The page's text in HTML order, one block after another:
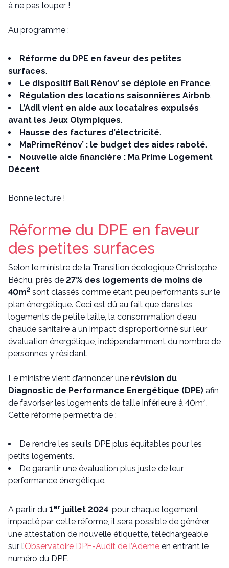
à ne pas louper !
Au programme :
Réforme du DPE en faveur des petites
surfaces.
Le dispositif Bail Rénov’ se déploie en France.
Régulation des locations saisonnières Airbnb.
L’Adil vient en aide aux locataires expulsés
avant les Jeux Olympiques.
Hausse des factures d’électricité.
MaPrimeRénov’ : le budget des aides raboté.
Nouvelle aide financière : Ma Prime Logement
Décent.
Bonne lecture !
Réforme du DPE en faveur
des petites surfaces
Selon le ministre de la Transition écologique Christophe
Béchu, près de 27% des logements de moins de
40m2 sont classés comme étant peu performants sur le
plan énergétique. Ceci est dû au fait que dans les
logements de petite taille, la consommation d’eau
chaude sanitaire a un impact disproportionné sur leur
évaluation énergétique, indépendamment du nombre de
personnes y résidant.
Le ministre vient d’annoncer une révision du
Diagnostic de Performance Energétique (DPE) afin
de favoriser les logements de taille inférieure à 40m².
Cette réforme permettra de :
De rendre les seuils DPE plus équitables pour les
petits logements.
De garantir une évaluation plus juste de leur
performance énergétique.
A partir du 1er juillet 2024, pour chaque logement
impacté par cette réforme, il sera possible de générer
une attestation de nouvelle étiquette, téléchargeable
sur l’Observatoire DPE-Audit de l’Ademe en entrant le
numéro du DPE.